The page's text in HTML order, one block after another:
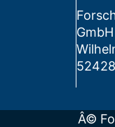
GmbH
Â©